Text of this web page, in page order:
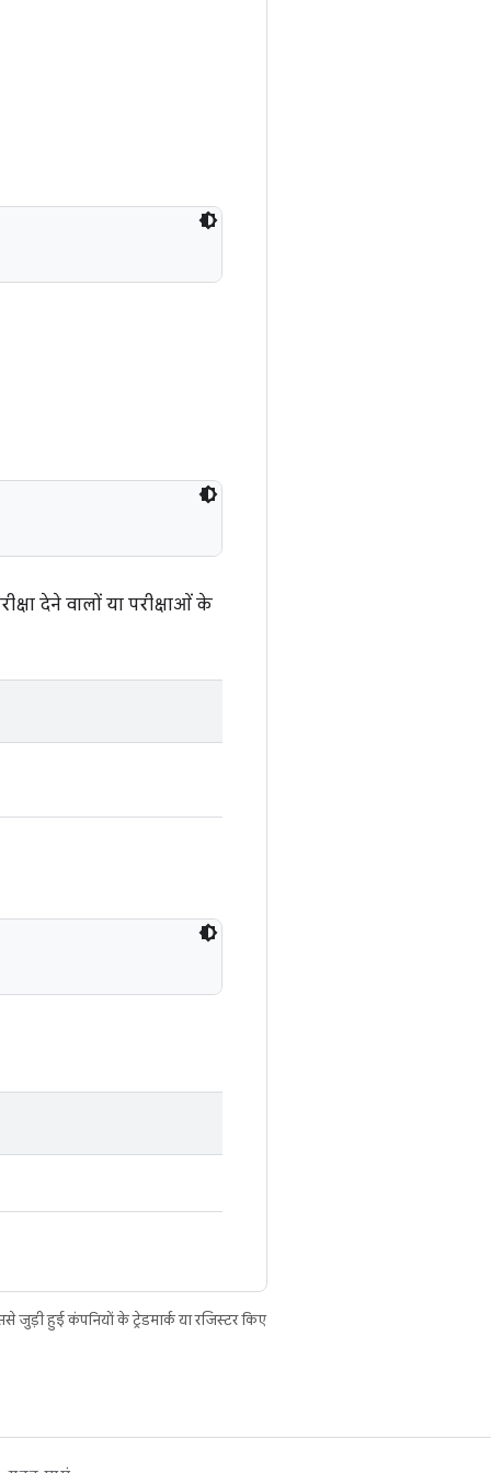
देने वालों या परीक्षाओं के
हुई कंपनियों के ट्रेडमार्क या रजिस्टर किए